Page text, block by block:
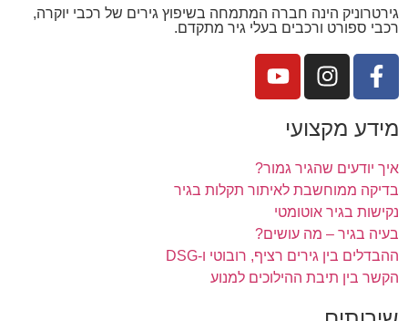
גירטרוניק הינה חברה המתמחה בשיפוץ גירים של רכבי יוקרה,
רכבי ספורט ורכבים בעלי גיר מתקדם.
מידע מקצועי
איך יודעים שהגיר גמור?
בדיקה ממוחשבת לאיתור תקלות בגיר
נקישות בגיר אוטומטי
בעיה בגיר – מה עושים?
ההבדלים בין גירים רציף, רובוטי ו-DSG
הקשר בין תיבת ההילוכים למנוע